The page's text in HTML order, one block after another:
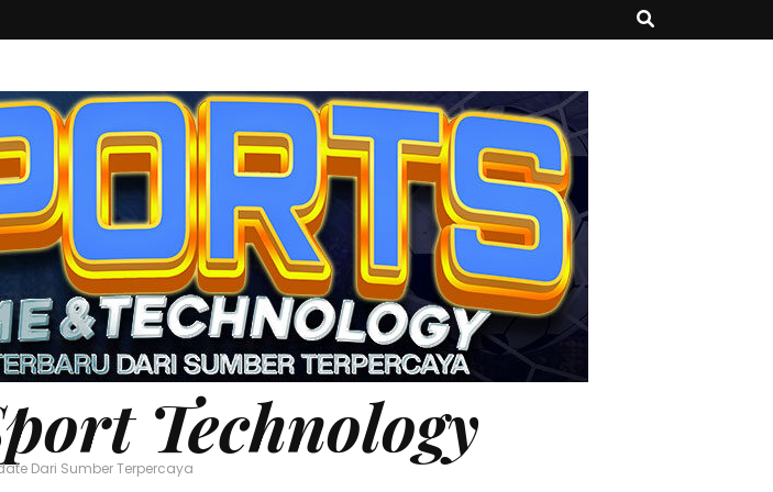
Technology
Dari Sumber Terpercaya